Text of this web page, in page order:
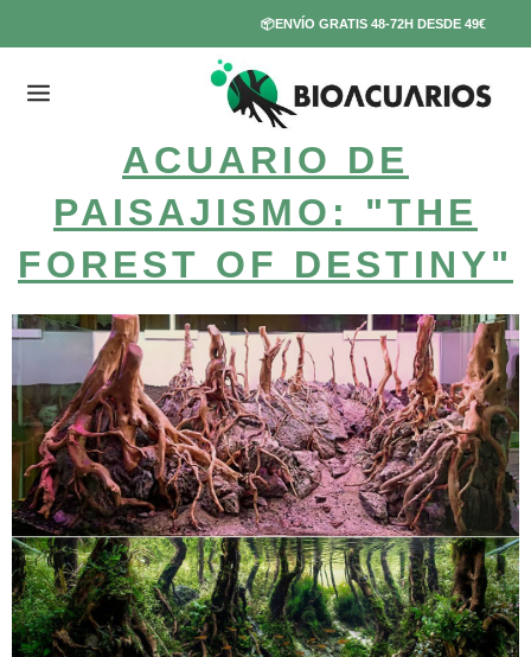
al
contenido
📦ENVÍO GRATIS 48-72H DESDE 49€
ACUARIO DE
PAISAJISMO: "THE
FOREST OF DESTINY"